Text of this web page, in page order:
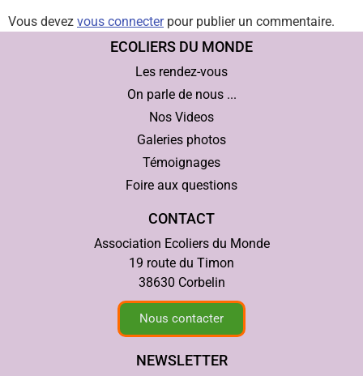
Vous devez vous connecterpour publier un commentaire.
ECOLIERS DU MONDE
Les rendez-vous
On parle de nous ...
Nos Videos
Galeries photos
Témoignages
Foire aux questions
CONTACT
Association Ecoliers du Monde
19 route du Timon
38630 Corbelin
Nous contacter
NEWSLETTER